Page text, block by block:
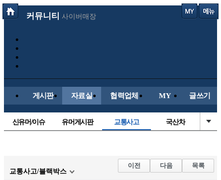
커뮤니티 사이버매장
게시판 자료실 협력업체 MY 글쓰기
신유머/이슈 유머게시판 교통사고 국산차
자유사진 군사/무기
트럭/버스 항공/해운/철도
교통사고/블랙박스
이전 다음 목록